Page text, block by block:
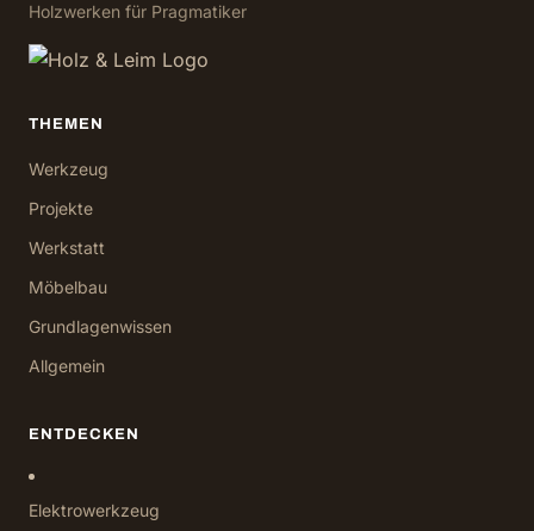
Holzwerken für Pragmatiker
THEMEN
Werkzeug
Projekte
Werkstatt
Möbelbau
Grundlagenwissen
Allgemein
ENTDECKEN
Elektrowerkzeug